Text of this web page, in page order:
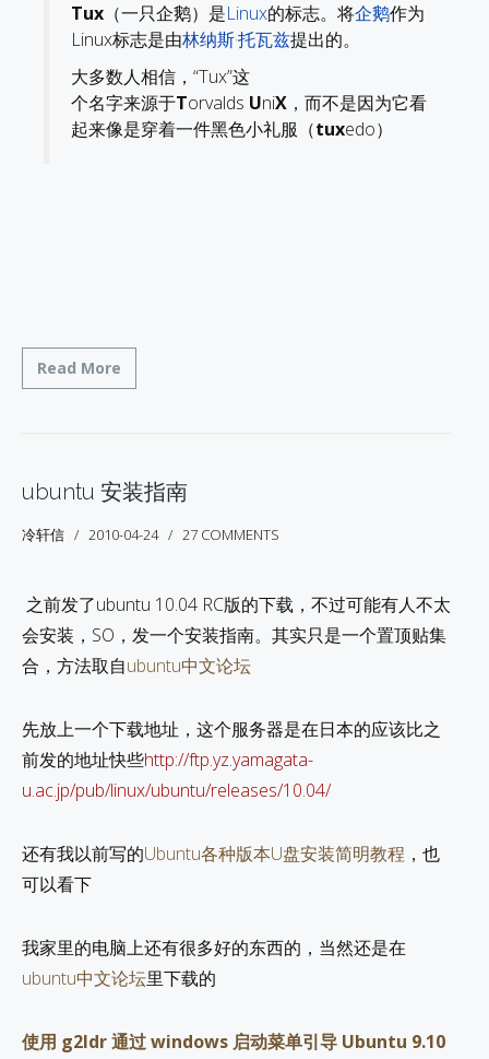
Tux （一只企鹅）是Linux的标志。将企鹅作为
Linux标志是由林纳斯·托瓦兹提出的。
大多数人相信，“Tux”这
个名字来源于Torvalds UniX ，而不是因为它看
起来像是穿着一件黑色小礼服（tuxedo）
Read More
ubuntu 安装指南
冷轩信 2010-04-24 27 COMMENTS
之前发了ubuntu 10.04 RC版的下载，不过可能有人不太
会安装，SO，发一个安装指南。其实只是一个置顶贴集
合，方法取自ubuntu中文论坛
先放上一个下载地址，这个服务器是在日本的应该比之
前发的地址快些http://ftp.yz.yamagata-
u.ac.jp/pub/linux/ubuntu/releases/10.04/
还有我以前写的Ubuntu各种版本U盘安装简明教程 ，也
可以看下
我家里的电脑上还有很多好的东西的，当然还是在
ubuntu中文论坛里下载的
使用 g2ldr 通过 windows 启动菜单引导 Ubuntu 9.10